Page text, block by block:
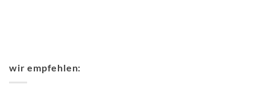
wir empfehlen: